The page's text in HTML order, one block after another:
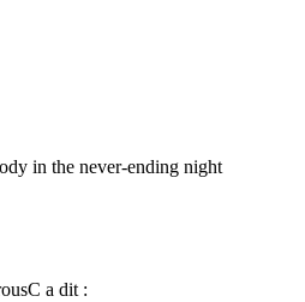
in the never-ending night
a dit :